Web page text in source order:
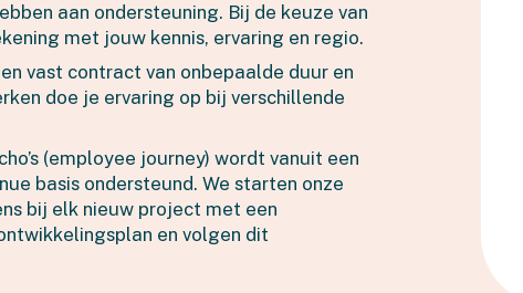
aan ondersteuning. Bij de keuze van
met jouw kennis, ervaring en regio.
vast contract van onbepaalde duur en
doe je ervaring op bij verschillende
(employee journey) wordt vanuit een
basis ondersteund. We starten onze
bij elk nieuw project met een
en volgen dit